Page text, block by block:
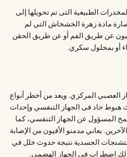
الطبيعية التى تم تحويلها إلى
مادة زهرة الخشخاش التي لم
عن طريق الفم أو عن طريق الحقن
أو بمحلول سكري.
العصبي المركزي. ويعد من أخطر أنواع
هبوط حاد فى الجهاز التنفسي وإحداث
المسؤول عن الجهاز التنفسي، كما
يعاني مدمنو الأفيون من الإصابة
الجسدية نتيجة حدوث خلل في
اضطراب فى الجهاز الهضمي.